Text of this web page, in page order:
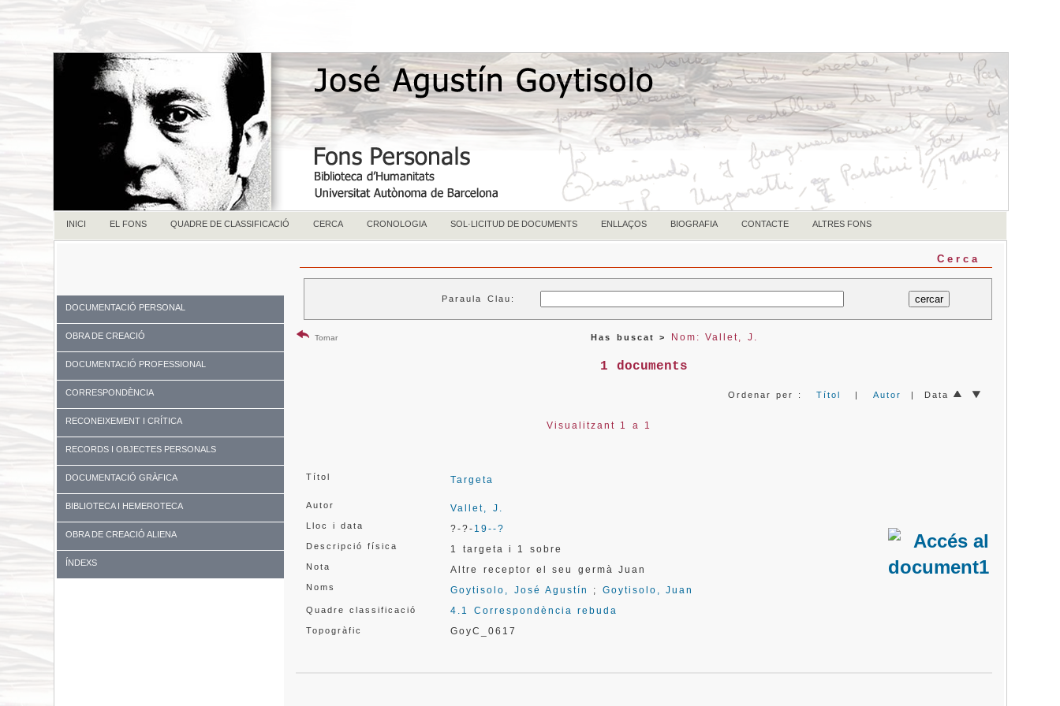
INICI EL FONS QUADRE DE CLASSIFICACIÓ CERCA CRONOLOGIA SOL·LICITUD DE DOCUMENTS ENLLAÇOS BIOGRAFIA CONTACTE ALTRES FONS
DOCUMENTACIÓ PERSONAL
OBRA DE CREACIÓ
DOCUMENTACIÓ PROFESSIONAL
CORRESPONDÈNCIA
RECONEIXEMENT I CRÍTICA
RECORDS I OBJECTES PERSONALS
DOCUMENTACIÓ GRÀFICA
BIBLIOTECA I HEMEROTECA
OBRA DE CREACIÓ ALIENA
ÍNDEXS
Cerca
Paraula Clau:
Tornar Has buscat > Nom: Vallet, J.
1 documents
Ordenar per :Títol |Autor | Data
Visualitzant 1 a 1
Títol Targeta
Autor Vallet, J.
Lloc i data ?-?- 19--?
Descripció física 1 targeta i 1 sobre
Nota Altre receptor el seu germà Juan
Noms Goytisolo, José Agustín ; Goytisolo, Juan
Quadre classificació 4.1 Correspondència rebuda
Topogràfic GoyC_0617